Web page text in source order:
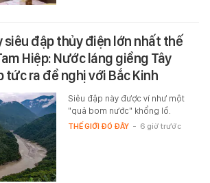
siêu đập thủy điện lớn nhất thế
Hiệp: Nước láng giềng Tây
tức ra đề nghị với Bắc Kinh
Siêu đập này được ví như một
"quả bom nước" khổng lồ.
THẾ GIỚI ĐÓ ĐÂY - 6 giờ trước